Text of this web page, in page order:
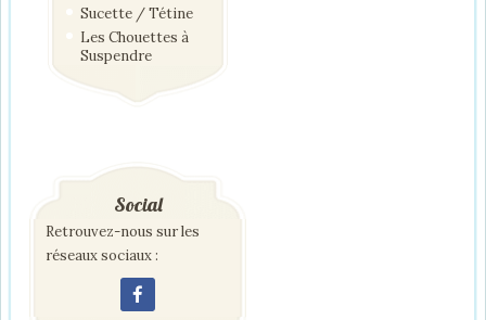
Sucette / Tétine
Les Chouettes à
Suspendre
Social
Retrouvez-nous sur les
réseaux sociaux :